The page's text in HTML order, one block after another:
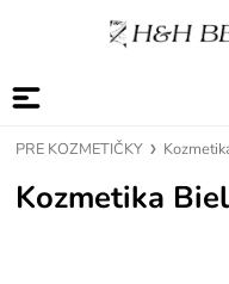
PRE KOZMETIČKY
Kozmetika